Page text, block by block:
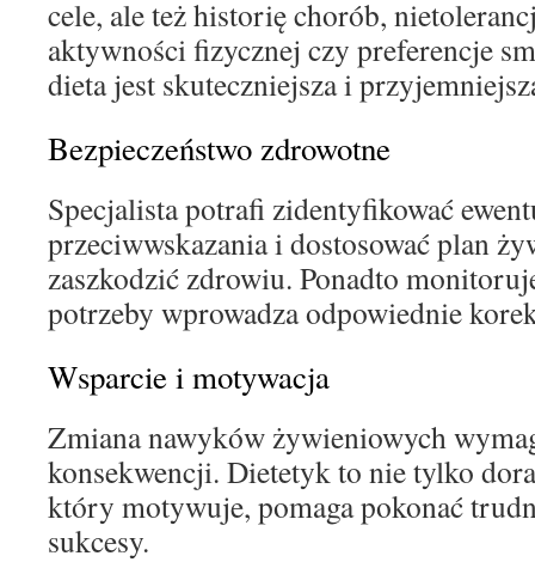
cele, ale też historię chorób,
aktywności fizycznej czy preferencje
dieta jest skuteczniejsza i
Bezpieczeństwo zdrowotne
Specjalista potrafi zidentyfikować
przeciwwskazania i dostosować plan
zaszkodzić zdrowiu. Ponadto
potrzeby wprowadza odpowiednie
Wsparcie i motywacja
Zmiana nawyków żywieniowych
konsekwencji. Dietetyk to nie tylko
który motywuje, pomaga pokonać
sukcesy.